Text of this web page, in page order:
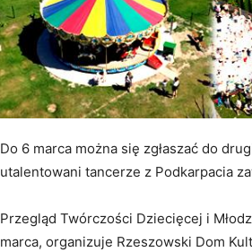
Do 6 marca można się zgłaszać do
utalentowani tancerze z Podkarpacia
Przegląd Twórczości Dziecięcej i
marca, organizuje Rzeszowski Dom